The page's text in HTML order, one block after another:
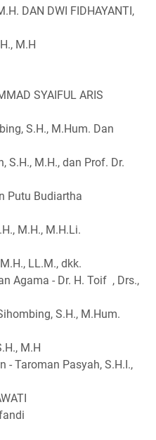
DAN DWI FIDHAYANTI,
M.H
SYAIFUL ARIS
S.H., M.Hum. Dan
S.H., M.H., dan Prof. Dr.
Putu Budiartha
M.H., M.H.Li.
LL.M., dkk.
Agama - Dr. H. Toif , Drs.,
S.H., M.Hum.
M.H
- Taroman Pasyah, S.H.I.,